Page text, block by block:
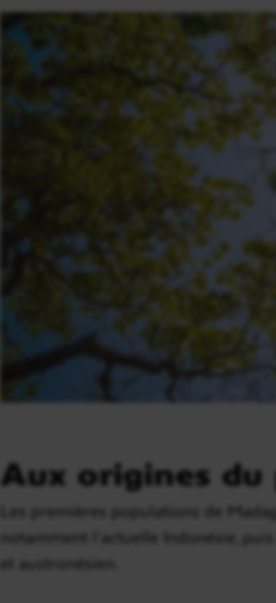
Aux origines du
Les premières populations de
notamment l’actuelle Indonésie,
et austronésien.